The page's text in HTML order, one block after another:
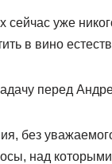
сейчас уже
в вино
перед
без
над